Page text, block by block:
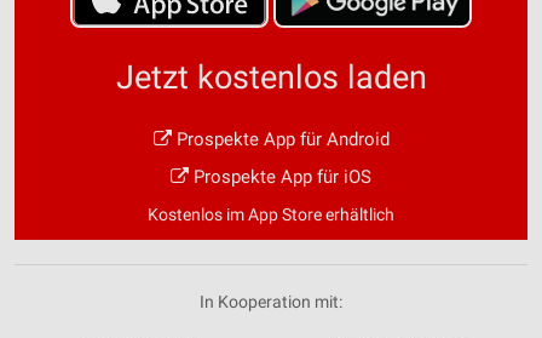
Jetzt kostenlos laden
Prospekte App für Android
Prospekte App für iOS
Kostenlos im App Store erhältlich
In Kooperation mit: